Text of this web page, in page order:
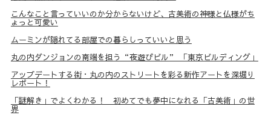
こんなこと言っていいのか分からないけど、古美術の神様と仏様がち
ょっと可愛い
ムーミンが隠れてる部屋での暮らしっていいと思う
丸の内ダンジョンの南端を担う“夜遊びビル” 「東京ビルディング」
アップデートする街・丸の内のストリートを彩る新作アートを深堀り
レポート！
「謎解き」でよくわかる！ 初めてでも夢中になれる「古美術」の世
界